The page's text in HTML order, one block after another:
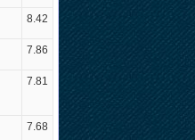
8.42
7.86
7.81
7.68